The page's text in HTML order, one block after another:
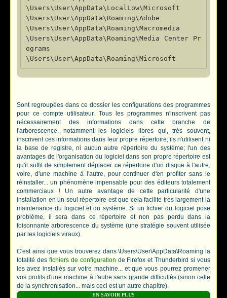
\Users\User\AppData\LocalLow\Microsoft
\Users\User\AppData\Roaming\Adobe
\Users\User\AppData\Roaming\Macromedia
\Users\User\AppData\Roaming\Media Center Pr
ograms
Sont regroupées dans ce dossier les configurations des programmes
pour ce compte utilisateur. Tous les programmes n'inscrivent pas
nécessairement des informations dans cette branche de
l'arborescence, notamment les logiciels libres qui, très souvent,
inscrivent ces informations dans leur propre répertoire; ils n'utilisent ni
la base de registre, ni aucun autre répertoire du système; l'un des
avantages de l'organisation du logiciel dans son propre répertoire est
qu'il suffit de simplement déplacer ce répertoire d'un disque à l'autre,
voire, d'une machine à l'autre, pour continuer d'en profiter sans le
réinstaller... un phénomène impensable pour des éditeurs totalement
commerciaux ! Un autre avantage de cette particularité d'une
installation en un seul répertoire est que cela facilite très largement la
maintenance du logiciel et du système. Si un fichier du logiciel pose
problème, il sera dans ce répertoire et non pas perdu dans la
foisonnante arborescence du système (une stratégie souvent utilisée
par les logiciels viraux).
C'est ainsi que vous trouverez dans \Users\User\AppData\Roaming la
totalité des fichiers de configuration de Firefox et Thunderbird si vous
les avez installés sur votre machine... et que vous pourrez promener
vos profils d'une machine à l'autre sans grande difficultés (sinon celle
de la synchronisation... mais ceci est un autre chapitre).
EN SAVOIR PLUS